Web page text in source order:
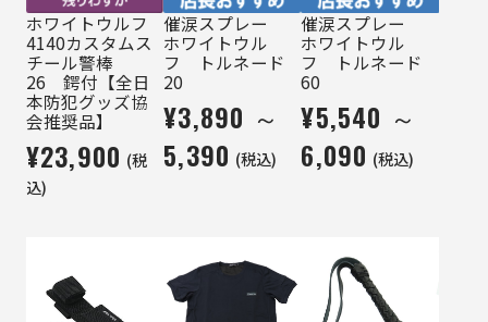
ホワイトウルフ
4140カスタムス
チール警棒
26 鍔付【全日
本防犯グッズ協
会推奨品】
¥23,900 (税
込)
催涙スプレー
ホワイトウル
フ トルネード
20
¥3,890 ～
5,390 (税込)
催涙スプレー
ホワイトウル
フ トルネード
60
¥5,540 ～
6,090 (税込)